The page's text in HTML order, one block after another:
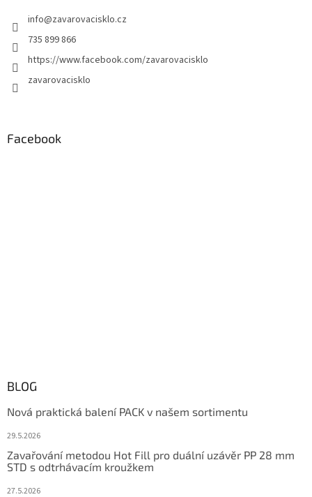
info@zavarovacisklo.cz
735 899 866
https://www.facebook.com/zavarovacisklo
zavarovacisklo
Facebook
BLOG
Nová praktická balení PACK v našem sortimentu
29.5.2026
Zavařování metodou Hot Fill pro duální uzávěr PP 28 mm
STD s odtrhávacím kroužkem
27.5.2026